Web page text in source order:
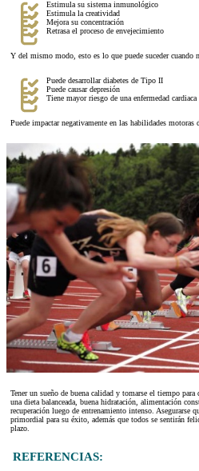
Estimula su sistema inmunológico
Estimula la creatividad
Mejora su concentración
Retrasa el proceso de envejecimiento
Y del mismo modo, esto es lo que puede suceder cuando
Puede desarrollar diabetes de Tipo II
Puede causar depresión
Tiene mayor riesgo de una enfermedad cardiaca
Puede impactar negativamente en las habilidades motoras
Tener un sueño de buena calidad y tomarse el tiempo
una dieta balanceada, buena hidratación, alimentación
recuperación luego de entrenamiento intenso. Asegurarse
primordial para su éxito, además que todos se sentirán
plazo.
REFERENCIAS: